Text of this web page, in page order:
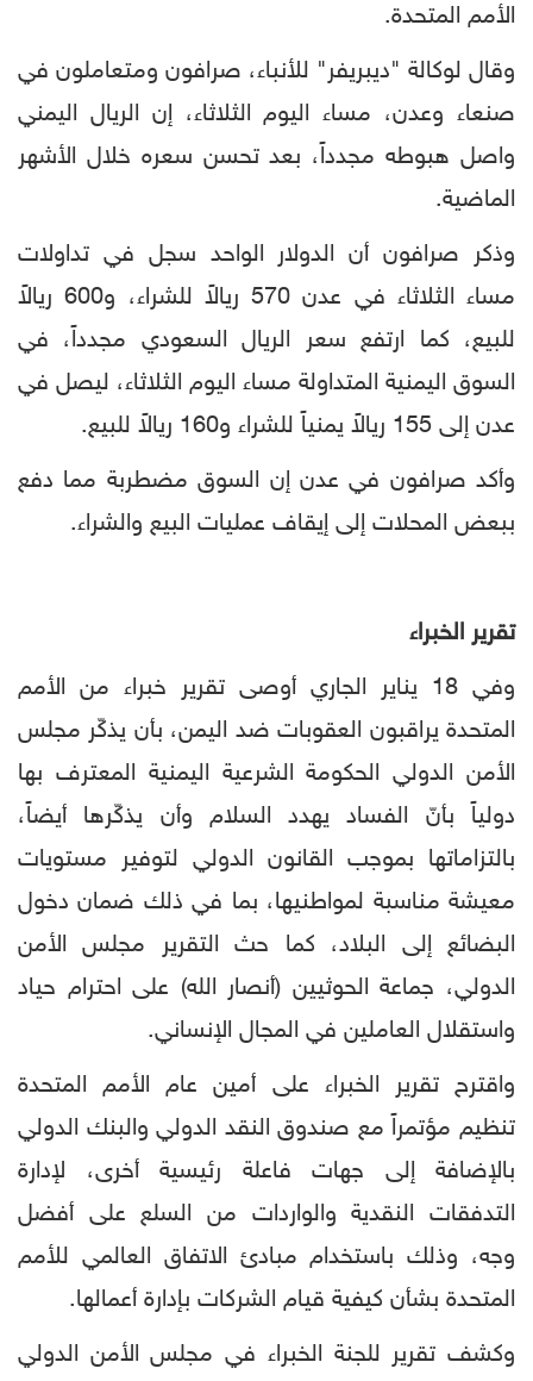
الأمم المتحدة.
وقال لوكالة "ديبريفر" للأنباء، صرافون ومتعاملون في
صنعاء وعدن، مساء اليوم الثلاثاء، إن الريال اليمني
واصل هبوطه مجدداً، بعد تحسن سعره خلال الأشهر
الماضية.
وذكر صرافون أن الدولار الواحد سجل في تداولات
مساء الثلاثاء في عدن 570 ريالاً للشراء، و600 ريالاً
للبيع، كما ارتفع سعر الريال السعودي مجدداً، في
السوق اليمنية المتداولة مساء اليوم الثلاثاء، ليصل في
عدن إلى 155 ريالاً يمنياً للشراء و160 ريالاً للبيع.
وأكد صرافون في عدن إن السوق مضطربة مما دفع
ببعض المحلات إلى إيقاف عمليات البيع والشراء.
تقرير الخبراء
وفي 18 يناير الجاري أوصى تقرير خبراء من الأمم
المتحدة يراقبون العقوبات ضد اليمن، بأن يذكّر مجلس
الأمن الدولي الحكومة الشرعية اليمنية المعترف بها
دولياً بأنّ الفساد يهدد السلام وأن يذكّرها أيضاً،
بالتزاماتها بموجب القانون الدولي لتوفير مستويات
معيشة مناسبة لمواطنيها، بما في ذلك ضمان دخول
البضائع إلى البلاد، كما حث التقرير مجلس الأمن
الدولي، جماعة الحوثيين (أنصار الله) على احترام حياد
واستقلال العاملين في المجال الإنساني.
واقترح تقرير الخبراء على أمين عام الأمم المتحدة
تنظيم مؤتمراً مع صندوق النقد الدولي والبنك الدولي
بالإضافة إلى جهات فاعلة رئيسية أخرى، لإدارة
التدفقات النقدية والواردات من السلع على أفضل
وجه، وذلك باستخدام مبادئ الاتفاق العالمي للأمم
المتحدة بشأن كيفية قيام الشركات بإدارة أعمالها.
وكشف تقرير للجنة الخبراء في مجلس الأمن الدولي